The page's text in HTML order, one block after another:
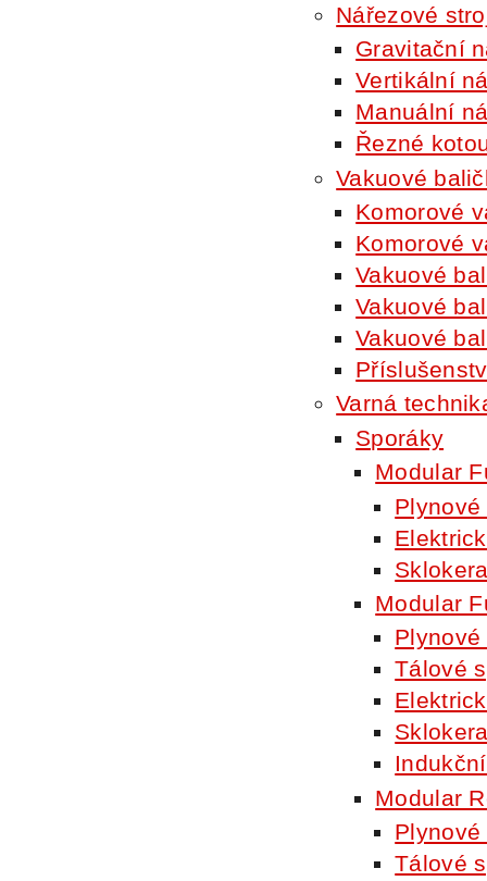
Nářezové
Gravitační
Vertikální
Manuální
Řezné
Vakuové
Komorové
Komorové
Vakuové
Vakuové
Vakuové
Varná
Sporáky
Modular
Modular
Tálové
Modular
Tálové